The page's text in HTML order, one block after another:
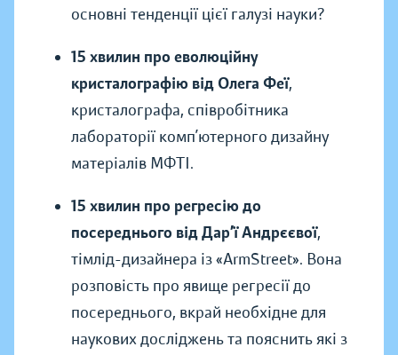
основні тенденції цієї галузі науки?
15 хвилин про еволюційну
кристалографію від Олега Феї,
кристалографа, співробітника
лабораторії комп’ютерного дизайну
матеріалів МФТІ.
15 хвилин про регресію до
посереднього від Дар’ї Андрєєвої,
тімлід-дизайнера із «ArmStreet». Вона
розповість про явище регресії до
посереднього, вкрай необхідне для
наукових досліджень та пояснить які з